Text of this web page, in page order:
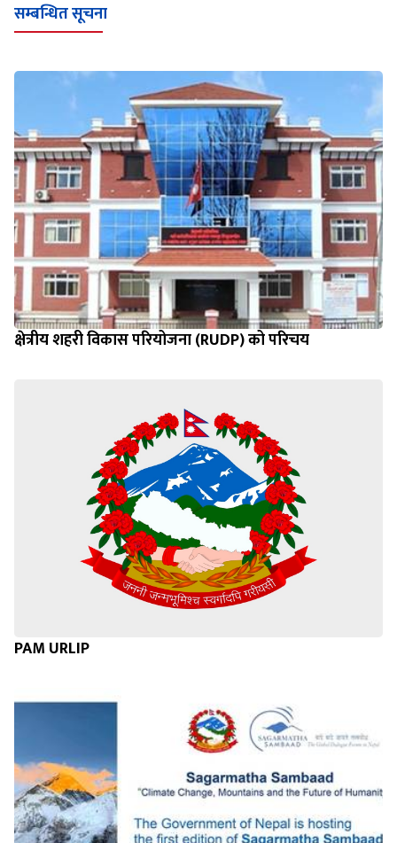
सम्बन्धित सूचना
क्षेत्रीय शहरी विकास परियोजना (RUDP) को परिचय
PAM URLIP